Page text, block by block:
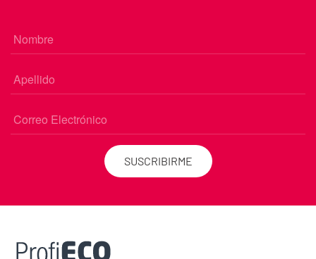
SUSCRIBIRME